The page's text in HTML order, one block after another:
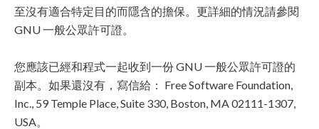
至沒有適合特定目的而隱含的擔保。更詳細的情況請參閱
GNU 一般公眾許可證。
您應該已經和程式一起收到一份 GNU 一般公眾許可證的
副本。如果還沒有，寫信給： Free Software Foundation,
Inc., 59 Temple Place, Suite 330, Boston, MA 02111-1307,
USA。